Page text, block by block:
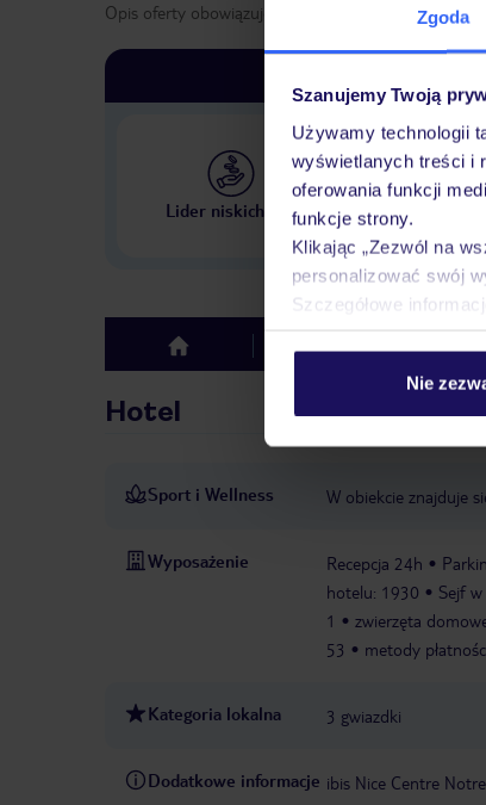
Zgoda
Szanujemy Twoją
Używamy technologii
wyświetlanych treści i
oferowania funkcji
funkcje strony.
Klikając „Zezwól na
personalizować swój
Szczegółowe
Nie
Opis oferty obowiązuje dla wyjazdów w terminie od
Lider niskich cen
Największe
top
Hotel
Sport i Wellness W obiekcie znajduje
Wyposażenie Recepcja 24h
hotelu: 1930
Sejf
1
zwierzęta
53
metody
Kategoria lokalna 3 gwiazdki
Dodatkowe informacje ibis Nice Centre